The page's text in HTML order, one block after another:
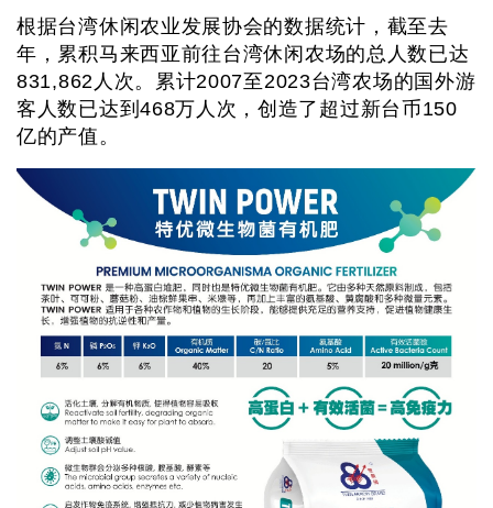
根据台湾休闲农业发展协会的数据统计，截至去
年，累积马来西亚前往台湾休闲农场的总人数已达
831,862人次。累计2007至2023台湾农场的国外游
客人数已达到468万人次，创造了超过新台币150
亿的产值。